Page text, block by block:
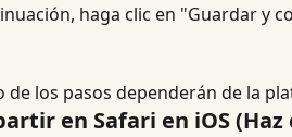
haga clic en "Guardar y
de los pasos dependerán de la
en Safari en iOS